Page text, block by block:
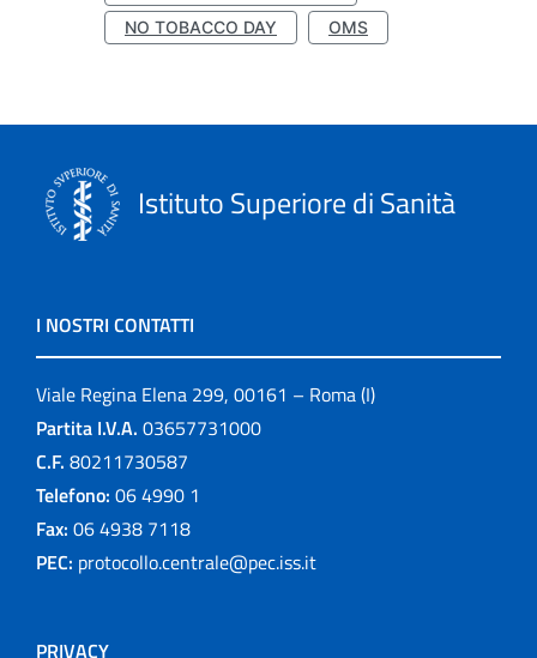
NO TOBACCO DAY
OMS
Istituto Superiore di Sanità
I NOSTRI CONTATTI
Viale Regina Elena 299, 00161 – Roma (I)
Partita I.V.A. 03657731000
C.F. 80211730587
Telefono: 06 4990 1
Fax: 06 4938 7118
PEC: protocollo.centrale@pec.iss.it
PRIVACY